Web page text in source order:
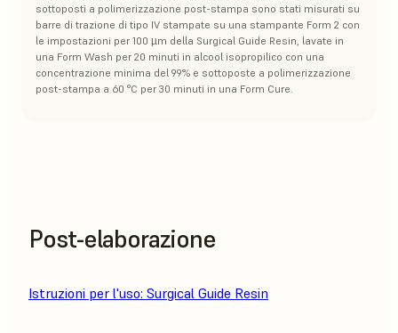
sottoposti a polimerizzazione post-stampa sono stati misurati su
barre di trazione di tipo IV stampate su una stampante Form 2 con
le impostazioni per 100 µm della Surgical Guide Resin, lavate in
una Form Wash per 20 minuti in alcool isopropilico con una
concentrazione minima del 99% e sottoposte a polimerizzazione
post-stampa a 60 °C per 30 minuti in una Form Cure.
Post-elaborazione
Istruzioni per l'uso: Surgical Guide Resin